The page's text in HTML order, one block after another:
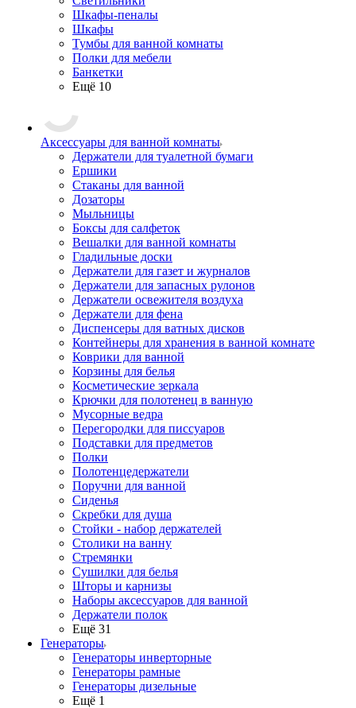
Шкафы-пеналы
Шкафы
Тумбы для ванной комнаты
Полки для мебели
Банкетки
Ещё 10
Аксессуары для ванной комнаты
Держатели для туалетной бумаги
Ершики
Стаканы для ванной
Дозаторы
Мыльницы
Боксы для салфеток
Вешалки для ванной комнаты
Гладильные доски
Держатели для газет и журналов
Держатели для запасных рулонов
Держатели освежителя воздуха
Держатели для фена
Диспенсеры для ватных дисков
Контейнеры для хранения в ванной комнате
Коврики для ванной
Корзины для белья
Косметические зеркала
Крючки для полотенец в ванную
Мусорные ведра
Перегородки для писсуаров
Подставки для предметов
Полки
Полотенцедержатели
Поручни для ванной
Сиденья
Скребки для душа
Стойки - набор держателей
Столики на ванну
Стремянки
Сушилки для белья
Шторы и карнизы
Наборы аксессуаров для ванной
Держатели полок
Ещё 31
Генераторы
Генераторы инверторные
Генераторы рамные
Генераторы дизельные
Ещё 1